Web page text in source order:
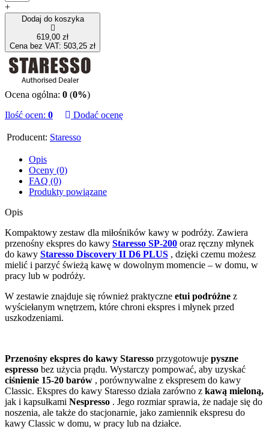
+
Dodaj do koszyka
619,00 zł
Cena bez VAT: 503,25 zł
Ocena ogólna: 0 (0%)
Ilość ocen: 0 Dodać ocenę
Producent: Staresso
Opis
Oceny (0)
FAQ (0)
Produkty powiązane
Opis
Kompaktowy zestaw dla miłośników kawy w podróży. Zawiera
przenośny ekspres do kawy Staresso SP-200 oraz ręczny młynek
do kawy Staresso Discovery II D6 PLUS , dzięki czemu możesz
mielić i parzyć świeżą kawę w dowolnym momencie – w domu, w
pracy lub w podróży.
W zestawie znajduje się również praktyczne etui podróżne z
wyściełanym wnętrzem, które chroni ekspres i młynek przed
uszkodzeniami.
Przenośny ekspres do kawy Staresso przygotowuje pyszne
espresso bez użycia prądu. Wystarczy pompować, aby uzyskać
ciśnienie 15-20 barów , porównywalne z ekspresem do kawy
Classic. Ekspres do kawy Staresso działa zarówno z kawą mieloną,
jak i kapsułkami Nespresso . Jego rozmiar sprawia, że nadaje się do
noszenia, ale także do stacjonarnie, jako zamiennik ekspresu do
kawy Classic w domu, w pracy lub na działce.